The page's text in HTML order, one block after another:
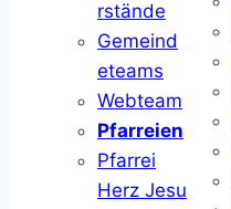
rstände
Gemeind
eteams
Webteam
Pfarreien
Pfarrei
Herz Jesu